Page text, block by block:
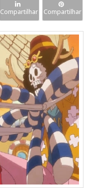
Compartilhar Compartilhar